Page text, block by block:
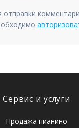
отправки
Сервис и услуги
Продажа пианино